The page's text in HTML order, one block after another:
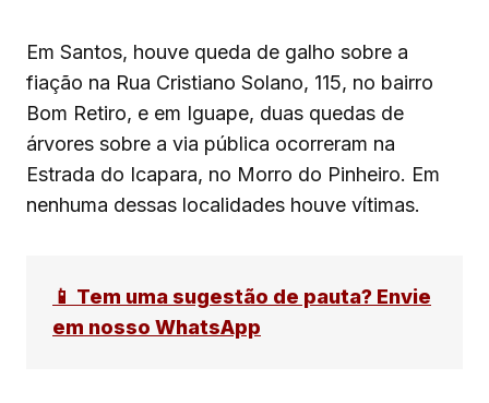
Em Santos, houve queda de galho sobre a
fiação na Rua Cristiano Solano, 115, no bairro
Bom Retiro, e em Iguape, duas quedas de
árvores sobre a via pública ocorreram na
Estrada do Icapara, no Morro do Pinheiro. Em
nenhuma dessas localidades houve vítimas.
📱 Tem uma sugestão de pauta? Envie
em nosso WhatsApp